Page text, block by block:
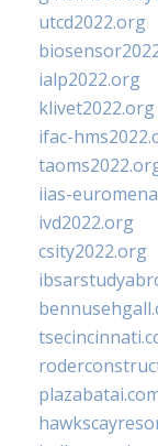
utcd2022.org
ialp2022.org
klivet2022.org
ifac-
iias-
ivd2022.org
csity2022.org